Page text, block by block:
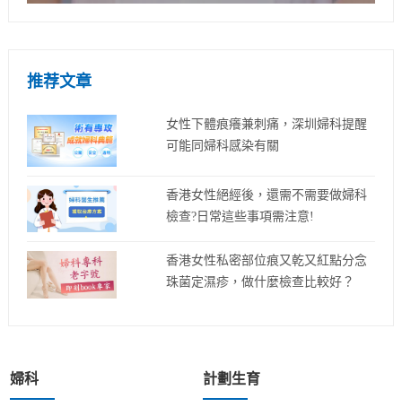
推荐文章
女性下體痕癢兼刺痛，深圳婦科提醒
可能同婦科感染有關
香港女性絕經後，還需不需要做婦科
檢查?日常這些事項需注意!
香港女性私密部位痕又乾又紅點分念
珠菌定濕疹，做什麼檢查比較好？
婦科 計劃生育